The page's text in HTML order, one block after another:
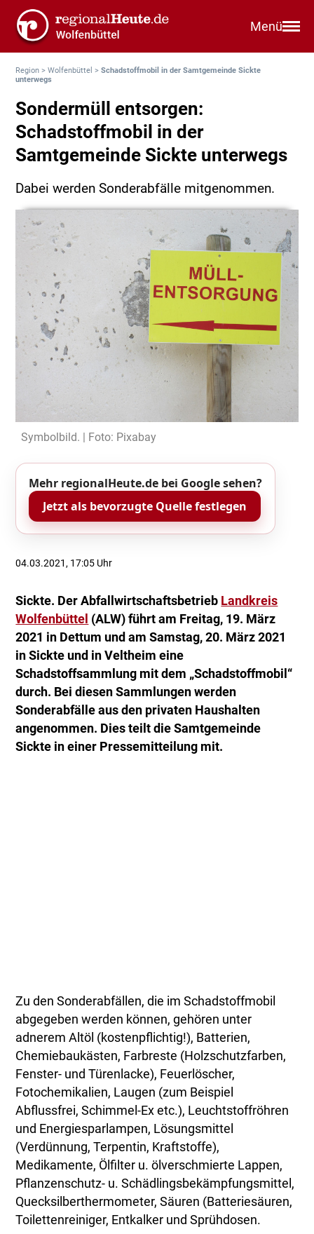
Menü
Region >Wolfenbüttel >Schadstoffmobil in der Samtgemeinde Sickte
unterwegs
Sondermüll entsorgen:
Schadstoffmobil in der
Samtgemeinde Sickte unterwegs
Dabei werden Sonderabfälle mitgenommen.
Symbolbild. | Foto: Pixabay
Mehr regionalHeute.de bei Google sehen?
Jetzt als bevorzugte Quelle festlegen
04.03.2021, 17:05 Uhr
Sickte. Der Abfallwirtschaftsbetrieb Landkreis
Wolfenbüttel (ALW) führt am Freitag, 19. März
2021 in Dettum und am Samstag, 20. März 2021
in Sickte und in Veltheim eine
Schadstoffsammlung mit dem „Schadstoffmobil“
durch. Bei diesen Sammlungen werden
Sonderabfälle aus den privaten Haushalten
angenommen. Dies teilt die Samtgemeinde
Sickte in einer Pressemitteilung mit.
Zu den Sonderabfällen, die im Schadstoffmobil
abgegeben werden können, gehören unter
adnerem Altöl (kostenpflichtig!), Batterien,
Chemiebaukästen, Farbreste (Holzschutzfarben,
Fenster- und Türenlacke), Feuerlöscher,
Fotochemikalien, Laugen (zum Beispiel
Abflussfrei, Schimmel-Ex etc.), Leuchtstoffröhren
und Energiesparlampen, Lösungsmittel
(Verdünnung, Terpentin, Kraftstoffe),
Medikamente, Ölfilter u. ölverschmierte Lappen,
Pflanzenschutz- u. Schädlingsbekämpfungsmittel,
Quecksilberthermometer, Säuren (Batteriesäuren,
Toilettenreiniger, Entkalker und Sprühdosen.